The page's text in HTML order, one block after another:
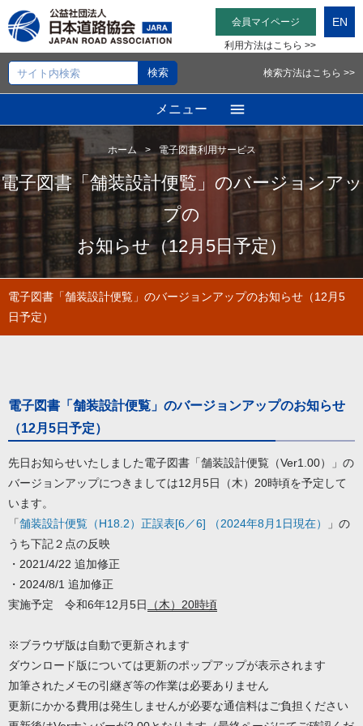
会員マイページ
利用方法はこちら >>
EN
検索方法はこちら >>
メニュー
ホーム 電子図書利用サービス
電子図書「舗装設計便覧」のバージョンアッ
プの
お知らせ（12月5日予定）
電子図書「舗装設計便覧」のバージョンアップのお知らせ（12月5
日予定）
電子図書「舗装設計便覧」のバージョンアップのお知らせ
（12月5日予定）
先日お知らせいたしました電子図書「舗装設計便覧（Ver1.00）」の
バージョンアップにつきましては12月5日（木）20時頃を予定して
います。
「舗装設計便覧（H18.2）正誤表[6／6] （2024年8月1日現在）
」の
うち下記２点の反映
・2021/4/22 追加修正
・2024/8/1 追加修正
実施予定 令和6年12月5日
（木）20時頃
※ブラウザ版は自動で更新されます
ダウンロード版については更新のポップアップが表示されます
加筆されたメモの引継ぎ等の作業は必要ありません
更新にかかる費用は発生しませんが必要な通信料はご負担ください